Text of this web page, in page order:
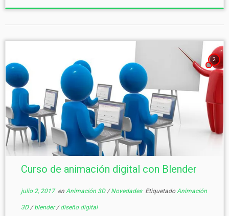
2
Curso de animación digital con Blender
julio 2, 2017en Animación 3D /Novedades Etiquetado Animación
3D /blender/diseño digital